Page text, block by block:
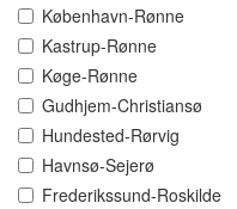
København-Rønne
Kastrup-Rønne
Køge-Rønne
Gudhjem-Christiansø
Hundested-Rørvig
Havnsø-Sejerø
Frederikssund-Roskilde